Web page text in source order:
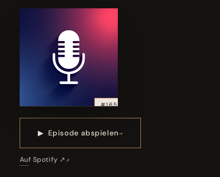
#165
▶ Episode abspielen
Auf Spotify ↗